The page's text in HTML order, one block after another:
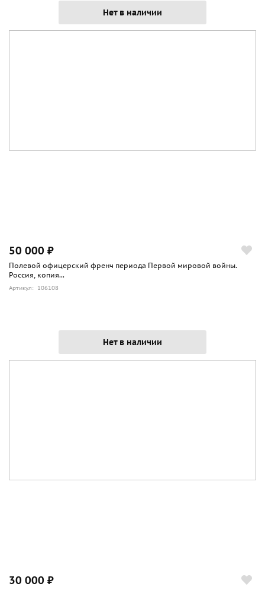
Нет в наличии
50 000 ₽
Полевой офицерский френч периода Первой мировой войны.
Россия, копия...
Артикул: 106108
Нет в наличии
30 000 ₽